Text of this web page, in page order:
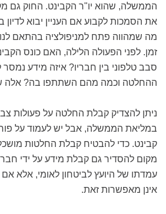
הממשלה, שהוא יו"ר הקבינט. החוק גם
את הסמכות לקבוע אם העניין יבוא
מה שמהווה פתח למניפולציה בהתאם
זמן. לפני הפעולה הלילה, האם כונס
סבב טלפוני בין חבריו? איזה מידע נמסר
ההחלטה וכמה מהם השתתפו בה? אלה
ניתן להצדיק קבלת החלטה על פעולות
במליאת הממשלה, אבל יש לעמוד על
קבינט. כדי להבטיח קבלת החלטות
מקום להסדיר גם קבלת מידע על ידי
עמדתו של היועץ לביטחון לאומי, אלא אם
אינן מאפשרות זאת.